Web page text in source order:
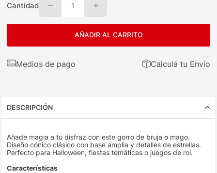
Cantidad 1
AÑADIR AL CARRITO
Medios de pago Calculá tu Envío
DESCRIPCIÓN
Añade magia a tu disfraz con este gorro de bruja o mago.
Diseño cónico clásico con base amplia y detalles de estrellas.
Perfecto para Halloween, fiestas temáticas o juegos de rol.
Características